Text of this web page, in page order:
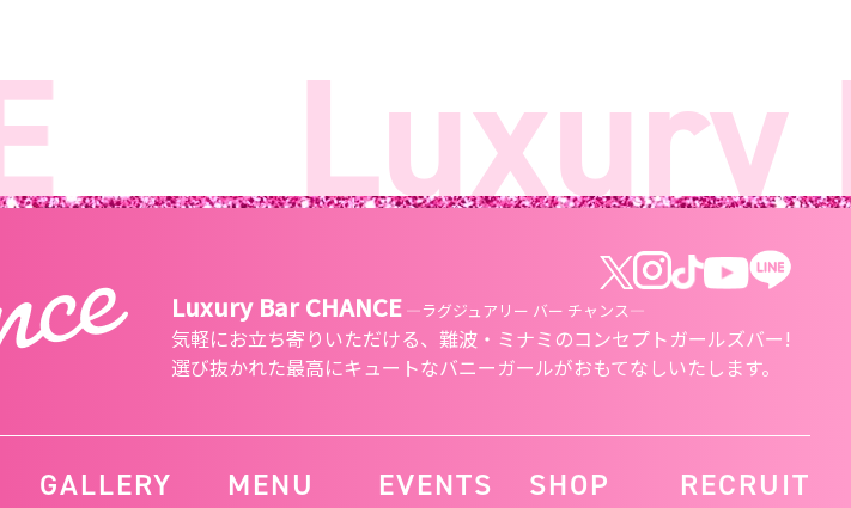
Luxury
Luxury Bar CHANCE ―ラグジュアリー バー チャンス―
気軽にお立ち寄りいただける、 難波・ミナミのコンセプトガールズバー!
選び抜かれた最高にキュートなバニーガールがおもてなしいたします。
GALLERY MENU EVENTS SHOP RECRUIT